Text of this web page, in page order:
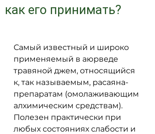
как его принимать?
Самый известный и широко
применяемый в аюрведе
травяной джем, относящийся
к, так называемым, расаяна-
препаратам (омолаживающим
алхимическим средствам).
Полезен практически при
любых состояниях слабости и